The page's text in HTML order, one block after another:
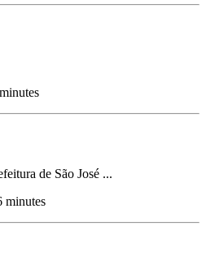
de São José ...
minutes